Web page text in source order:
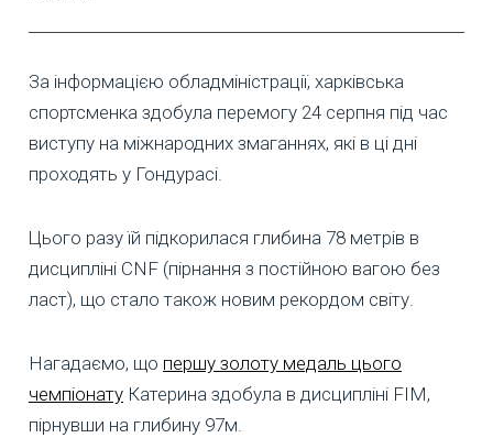
За інформацією обладміністрації, харківська
спортсменка здобула перемогу 24 серпня під час
виступу на міжнародних змаганнях, які в ці дні
проходять у Гондурасі.
Цього разу їй підкорилася глибина 78 метрів в
дисципліні CNF (пірнання з постійною вагою без
ласт), що стало також новим рекордом світу.
Нагадаємо, що першу золоту медаль цього
чемпіонату Катерина здобула в дисципліні FIM,
пірнувши на глибину 97м.